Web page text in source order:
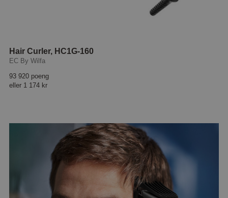
Hair Curler, HC1G-160
EC By Wilfa
93 920 poeng
eller 1 174 kr